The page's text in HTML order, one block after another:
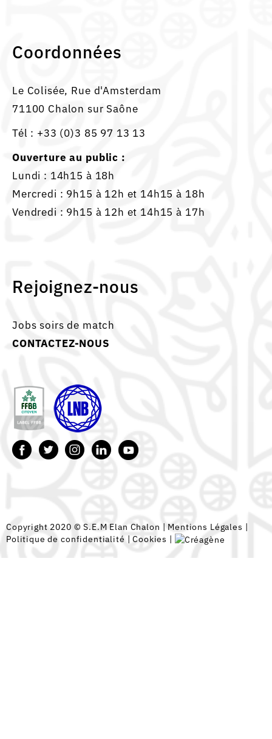
Coordonnées
Le Colisée, Rue d'Amsterdam
71100 Chalon sur Saône
Tél : +33 (0)3 85 97 13 13
Ouverture au public :
Lundi : 14h15 à 18h
Mercredi : 9h15 à 12h et 14h15 à 18h
Vendredi : 9h15 à 12h et 14h15 à 17h
Rejoignez-nous
Jobs soirs de match
CONTACTEZ-NOUS
Copyright 2020 © S.E.M Elan Chalon | Mentions Légales |
Politique de confidentialité |Cookies |